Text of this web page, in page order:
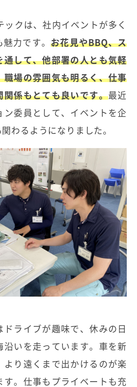
ックは、社内イベントが多く
魅力です。お花見やBBQ、ス
通して、他部署の人とも気軽
職場の雰囲気も明るく、仕事
関係もとても良いです。最近
ン委員として、イベントを企
わるようになりました。
ドライブが趣味で、休みの日
沿いを走っています。車を新
より遠くまで出かけるのが楽
す。仕事もプライベートも充